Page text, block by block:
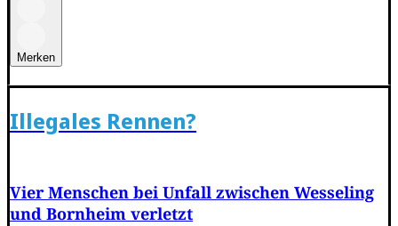
Merken
Illegales Rennen?
Vier Menschen bei Unfall zwischen Wesseling
und Bornheim verletzt